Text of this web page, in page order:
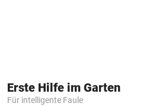
Erste Hilfe im Garten
Für intelligente Faule